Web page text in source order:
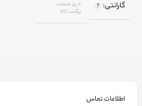
گارانتی
7 روز ضمانت
برگشت کالا
برند lenovo – لنوو
اطلاعات تماس